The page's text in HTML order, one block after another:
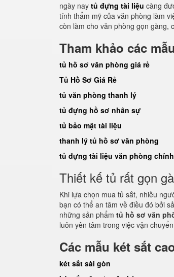
ngày nay tủ đựng tài liệu càng
tính thẩm mỹ của văn phòng làm
còn làm cho văn phòng gọn gàng,
Tham khảo các
tủ hồ sơ văn phòng giá rẻ
Tủ Hồ Sơ Giá Rẻ
tủ văn phòng thanh lý
tủ đựng hồ sơ nhân sự
tủ bảo mật tài liệu
thanh lý tủ hồ sơ văn phòng
tủ đựng tài liệu văn phòng
Thiết kế tủ rất gọn
Khi lựa chọn mua tủ sắt, nhiều
bạn có thể an tâm về điều đó bởi
những sản phẩm tủ hồ sơ văn
luôn yên tâm trong việc vận
Các mẫu két sắt
két sắt sài gòn